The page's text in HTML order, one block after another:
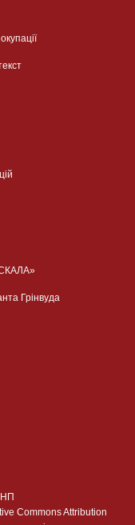
Грінвуда
Commons Attribution